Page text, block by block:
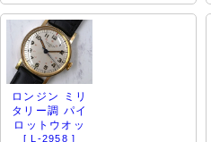
ロンジン ミリ
タリー調 パイ
ロットウオッ
[ L-2958 ]